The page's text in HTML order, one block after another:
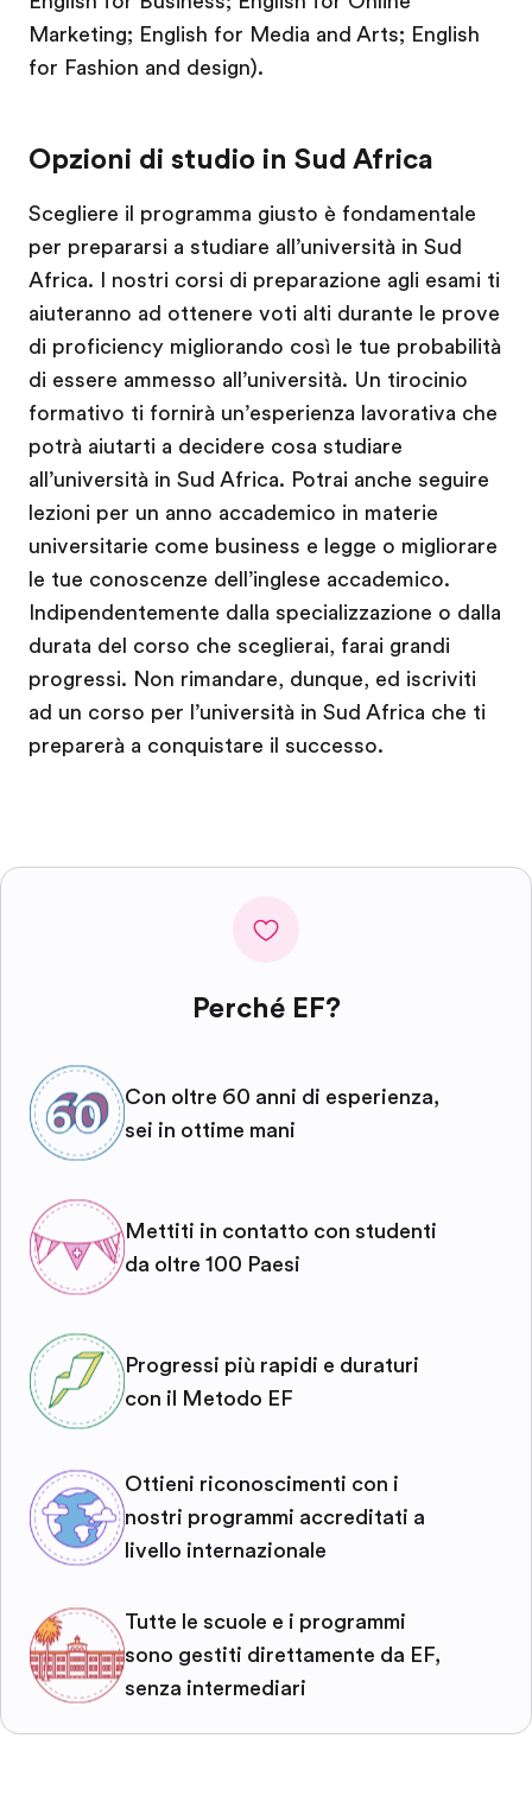
Marketing; English for Media and Arts; English
for Fashion and design).
Opzioni di studio in Sud Africa
Scegliere il programma giusto è fondamentale
per prepararsi a studiare all’università in Sud
Africa. I nostri corsi di preparazione agli esami ti
aiuteranno ad ottenere voti alti durante le prove
di proficiency migliorando così le tue probabilità
di essere ammesso all’università. Un tirocinio
formativo ti fornirà un’esperienza lavorativa che
potrà aiutarti a decidere cosa studiare
all’università in Sud Africa. Potrai anche seguire
lezioni per un anno accademico in materie
universitarie come business e legge o migliorare
le tue conoscenze dell’inglese accademico.
Indipendentemente dalla specializzazione o dalla
durata del corso che sceglierai, farai grandi
progressi. Non rimandare, dunque, ed iscriviti
ad un corso per l’università in Sud Africa che ti
preparerà a conquistare il successo.
Perché EF?
Con oltre 60 anni di esperienza,
sei in ottime mani
Mettiti in contatto con studenti
da oltre 100 Paesi
Progressi più rapidi e duraturi
con il Metodo EF
Ottieni riconoscimenti con i
nostri programmi accreditati a
livello internazionale
Tutte le scuole e i programmi
sono gestiti direttamente da EF,
senza intermediari